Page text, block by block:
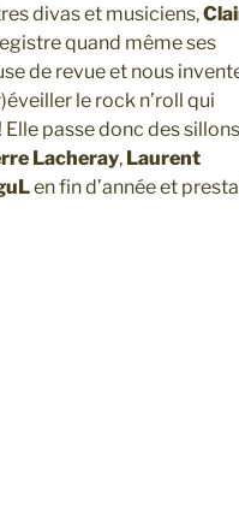
divas et musiciens,
quand même ses
de revue et nous
le rock n’roll qui
passe donc des
Lacheray, Laurent
en fin d’année et